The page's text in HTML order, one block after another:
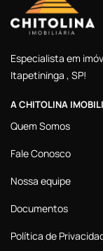
Especialista em
Itapetininga , SP!
A CHITOLINA
Quem Somos
Fale Conosco
Nossa equipe
Documentos
Política de